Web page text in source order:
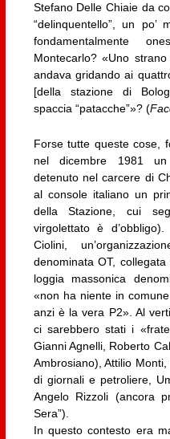
Stefano Delle Chiaie da
“delinquentello”, un po’
fondamentalmente
Montecarlo? «Uno
andava gridando ai
[della stazione di
spaccia “patacche”»? (
Forse tutte queste cose,
nel dicembre 1981 un
detenuto nel carcere di
al console italiano un
della Stazione, cui
virgolettato è
Ciolini,
denominata OT,
loggia massonica
«non ha niente in comune
anzi è la vera P2». Al
ci sarebbero stati i
Gianni Agnelli, Roberto
Ambrosiano), Attilio
di giornali e petroliere,
Angelo Rizzoli (ancora
Sera”).
In questo contesto era